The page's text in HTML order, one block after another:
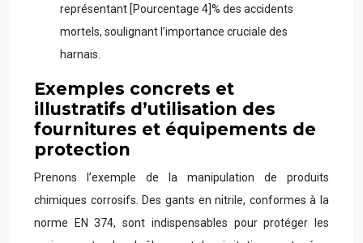
représentant [Pourcentage 4]% des accidents
mortels, soulignant l’importance cruciale des
harnais.
Exemples concrets et
illustratifs d’utilisation des
fournitures et équipements de
protection
Prenons l’exemple de la manipulation de produits
chimiques corrosifs. Des gants en nitrile, conformes à la
norme EN 374, sont indispensables pour protéger les